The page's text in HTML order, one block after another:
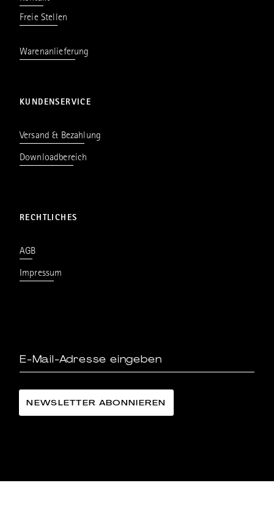
Freie Stellen
Warenanlieferung
KUNDENSERVICE
Versand & Bezahlung
Downloadbereich
RECHTLICHES
AGB
Impressum